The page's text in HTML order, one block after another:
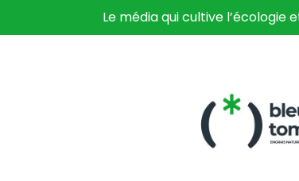
Le média qui cultive l’écologie